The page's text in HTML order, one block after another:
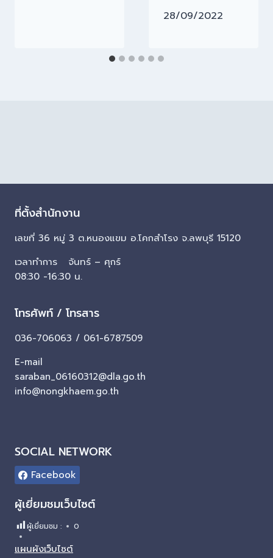
28/09/2022
ที่ตั้งสำนักงาน
เลขที่ 36 หมู่ 3 ต.หนองแขม อ.โคกสำโรง จ.ลพบุรี 15120
เวลาทำการ จันทร์ – ศุกร์
08:30 -16:30 น.
โทรศัพท์ / โทรสาร
036-706063 / 061-6787509
E-mail
saraban_06160312@dla.go.th
info@nongkhaem.go.th
SOCIAL NETWORK
Facebook
ผู้เยี่ยมชมเว็บไซต์
ผู้เยี่ยมชม : 0
แผนผังเว็บไซต์